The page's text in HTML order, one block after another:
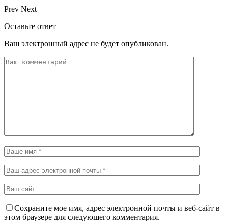
Prev Next
Оставьте ответ
Ваш электронный адрес не будет опубликован.
Сохраните мое имя, адрес электронной почты и веб-сайт в
этом браузере для следующего комментария.